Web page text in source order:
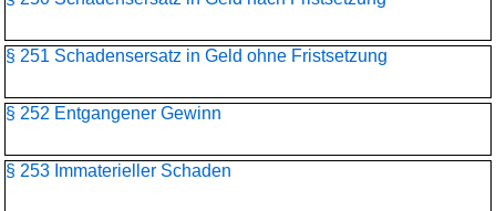
§ 251 Schadensersatz in Geld ohne Fristsetzung
§ 252 Entgangener Gewinn
§ 253 Immaterieller Schaden